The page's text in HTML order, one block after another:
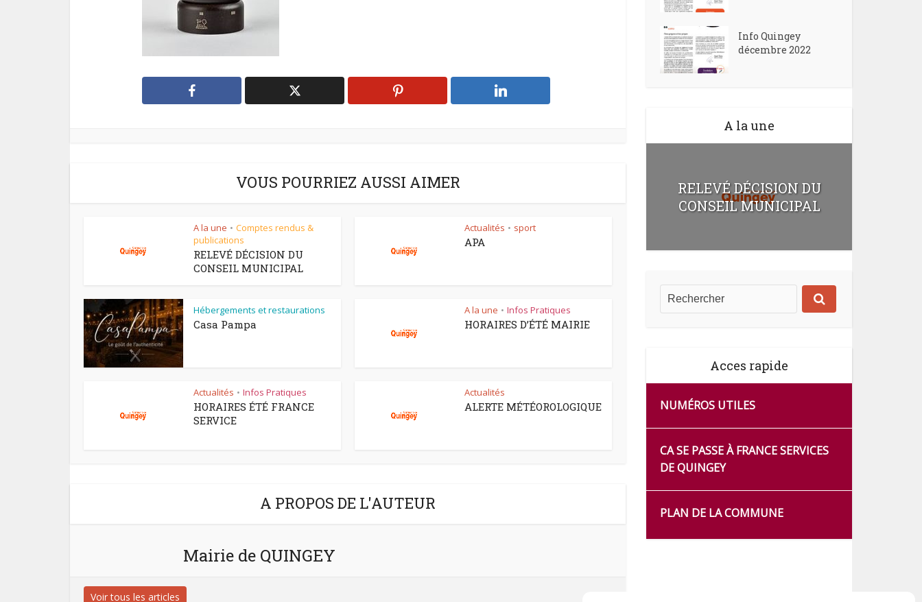
VOUS POURRIEZ AUSSI AIMER
A la une • Comptes rendus &
publications
RELEVÉ DÉCISION DU
CONSEIL MUNICIPAL
Actualités • sport
APA
Hébergements et restaurations
Casa Pampa
A la une • Infos Pratiques
HORAIRES D’ÉTÉ MAIRIE
Actualités • Infos Pratiques
HORAIRES ÉTÉ FRANCE
SERVICE
Actualités
ALERTE MÉTÉOROLOGIQUE
A PROPOS DE L'AUTEUR
Mairie de QUINGEY
Voir tous les articles
Info Quingey
décembre 2022
A la une
RELEVÉ DÉCISION DU
CONSEIL MUNICIPAL
Acces rapide
NUMÉROS UTILES
CA SE PASSE À FRANCE SERVICES
DE QUINGEY
PLAN DE LA COMMUNE